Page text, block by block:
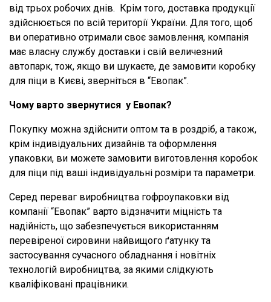
від трьох робочих днів. Крім того, доставка продукції
здійснюється по всій території України. Для того, щоб
ви оперативно отримали своє замовлення, компанія
має власну службу доставки і свій величезний
автопарк, тож, якщо ви шукаєте, де замовити коробку
для піци в Києві, зверніться в “Евопак”.
Чому варто звернутися у Евопак?
Покупку можна здійснити оптом та в роздріб, а також,
крім індивідуальних дизайнів та оформлення
упаковки, ви можете замовити виготовлення коробок
для піци під ваші індивідуальні розміри та параметри.
Серед переваг виробництва гофроупаковки від
компанії “Евопак” варто відзначити міцність та
надійність, що забезпечується використанням
перевіреної сировини найвищого ґатунку та
застосування сучасного обладнання і новітніх
технологій виробництва, за якими слідкують
кваліфіковані працівники.